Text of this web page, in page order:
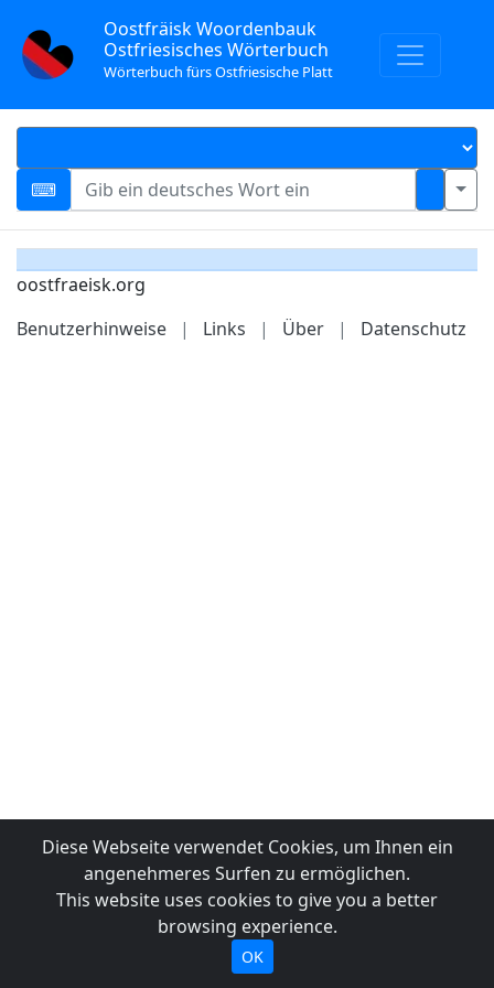
Oostfräisk Woordenbauk
Ostfriesisches Wörterbuch
Wörterbuch fürs Ostfriesische Platt
oostfraeisk.org
Benutzerhinweise
| Links | Über | Datenschutz
Diese Webseite verwendet Cookies, um Ihnen ein
angenehmeres Surfen zu ermöglichen.
This website uses cookies to give you a better
browsing experience.
OK